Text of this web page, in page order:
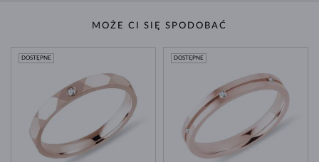
MOŻE CI SIĘ SPODOBAĆ
DOSTĘPNE DOSTĘPNE